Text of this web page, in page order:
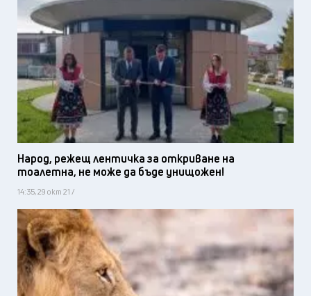
Народ, режещ лентичка за откриване на
тоалетна, не може да бъде унищожен!
14:35, 29 окт 21 /